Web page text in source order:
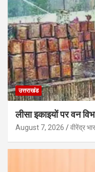
उत्तराखंड
लीसा इकाइयों पर वन
August 7, 2026 वीरेंद्र